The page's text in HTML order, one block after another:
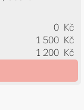
0 Kč
1 500 Kč
1 200 Kč